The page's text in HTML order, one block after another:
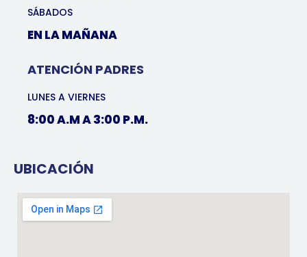
SÁBADOS
EN LA MAÑANA
ATENCIÓN PADRES
LUNES A VIERNES
8:00 A.M A 3:00 P.M.
UBICACIÓN